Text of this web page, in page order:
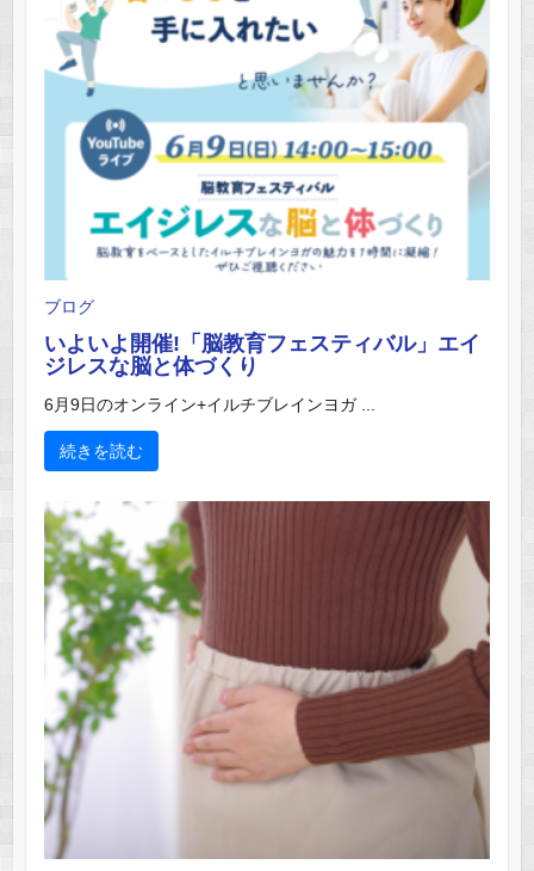
ブログ
いよいよ開催!「脳教育フェスティバル」エイ
ジレスな脳と体づくり
6月9日のオンライン+イルチブレインヨガ ...
続きを読む